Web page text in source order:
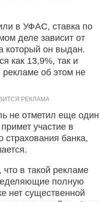
в УФАС, ставка по
деле зависит от
который он выдан.
как 13,9%, так и
об этом не
не отметил еще один
участие в
страхования банка,
в такой рекламе
полную
нет существенной